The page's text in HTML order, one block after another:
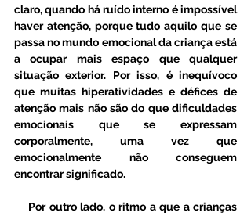
claro, quando há ruído interno é impossível
haver atenção, porque tudo aquilo que se
passa no mundo emocional da criança está
a ocupar mais espaço que qualquer
situação exterior. Por isso, é inequívoco
que muitas hiperatividades e défices de
atenção mais não são do que dificuldades
emocionais que se expressam
corporalmente, uma vez que
emocionalmente não conseguem
encontrar significado.